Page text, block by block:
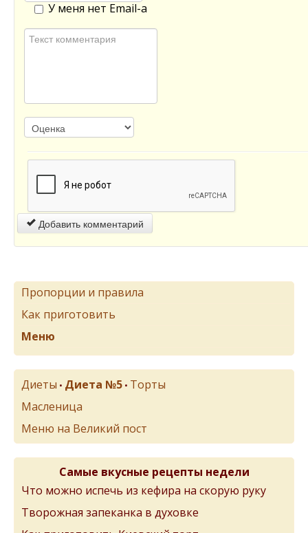
У меня нет Email-а
Добавить комментарий
Пропорции и правила
Как приготовить
Меню
Диеты • Диета №5 • Торты
Масленица
Меню на Великий пост
Самые вкусные рецепты недели
Что можно испечь из кефира на скорую руку
Творожная запеканка в духовке